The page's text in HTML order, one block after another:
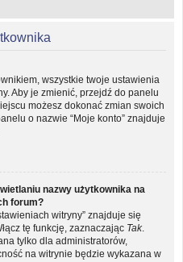
wszystkie twoje ustawienia
Aby je zmienić, przejdź do panelu
możesz dokonać zmian swoich
o nazwie “Moje konto” znajduje
nazwy użytkownika na
forum?
witryny” znajduje się
tę funkcję, zaznaczając Tak.
tylko dla administratorów,
na witrynie będzie wykazana w